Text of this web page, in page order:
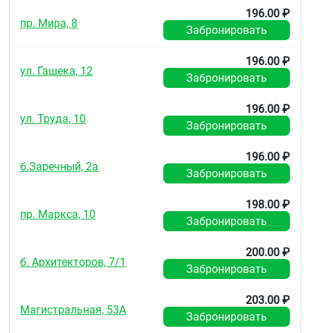
пр. Мира, 8
196.00 ₽
Забронировать
ул. Гашека, 12
196.00 ₽
Забронировать
ул. Труда, 10
196.00 ₽
Забронировать
б.Заречный, 2а
196.00 ₽
Забронировать
пр. Маркса, 10
198.00 ₽
Забронировать
б. Архитекторов, 7/1
200.00 ₽
Забронировать
Магистральная, 53А
203.00 ₽
Забронировать